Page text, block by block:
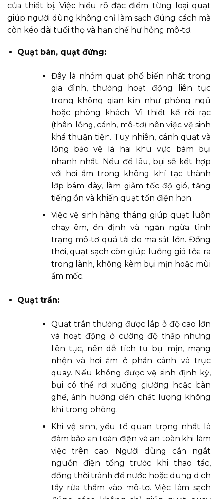
của thiết bị. Việc hiểu rõ đặc điểm từng loại quạt
giúp người dùng không chỉ làm sạch đúng cách mà
còn kéo dài tuổi thọ và hạn chế hư hỏng mô-tơ.
Quạt bàn, quạt đứng:
Đây là nhóm quạt phổ biến nhất trong
gia đình, thường hoạt động liên tục
trong không gian kín như phòng ngủ
hoặc phòng khách. Vì thiết kế rời rạc
(thân, lồng, cánh, mô-tơ) nên việc vệ sinh
khá thuận tiện. Tuy nhiên, cánh quạt và
lồng bảo vệ là hai khu vực bám bụi
nhanh nhất. Nếu để lâu, bụi sẽ kết hợp
với hơi ẩm trong không khí tạo thành
lớp bám dày, làm giảm tốc độ gió, tăng
tiếng ồn và khiến quạt tốn điện hơn.
Việc vệ sinh hàng tháng giúp quạt luôn
chạy êm, ổn định và ngăn ngừa tình
trạng mô-tơ quá tải do ma sát lớn. Đồng
thời, quạt sạch còn giúp luồng gió tỏa ra
trong lành, không kèm bụi mịn hoặc mùi
ẩm mốc.
Quạt trần:
Quạt trần thường được lắp ở độ cao lớn
và hoạt động ở cường độ thấp nhưng
liên tục, nên dễ tích tụ bụi mịn, mạng
nhện và hơi ẩm ở phần cánh và trục
quay. Nếu không được vệ sinh định kỳ,
bụi có thể rơi xuống giường hoặc bàn
ghế, ảnh hưởng đến chất lượng không
khí trong phòng.
Khi vệ sinh, yếu tố quan trọng nhất là
đảm bảo an toàn điện và an toàn khi làm
việc trên cao. Người dùng cần ngắt
nguồn điện tổng trước khi thao tác,
đồng thời tránh để nước hoặc dung dịch
tẩy rửa thấm vào mô-tơ. Việc làm sạch